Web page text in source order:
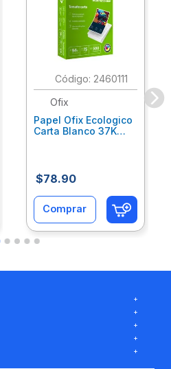
: 2460111
Ofix
Papel Ofix Ecologico
Carta Blanco 37K
$78.90
Comprar
+
+
+
+
+